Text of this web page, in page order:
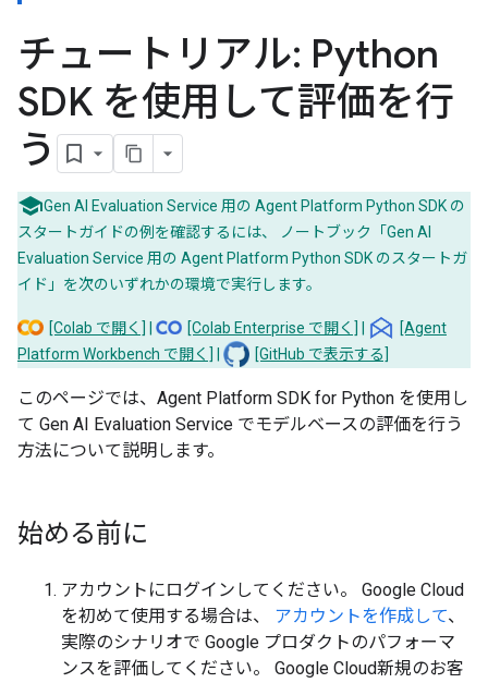
チュートリアル: Python
SDK を使用して評価を行
う
Gen AI Evaluation Service 用の Agent Platform Python SDK の
スタートガイドの例を確認するには、 ノートブック「Gen AI
Evaluation Service 用の Agent Platform Python SDK のスタートガ
イド」を次のいずれかの環境で実行します。
[Colab で開く] [Colab Enterprise で開く]
[Agent
Platform Workbench で開く]
[GitHub で表示する]
このページでは、Agent Platform SDK for Python を使用し
て Gen AI Evaluation Service でモデルベースの評価を行う
方法について説明します。
始める前に
アカウントにログインしてください。 Google Cloud
を初めて使用する場合は、
アカウントを作成して、
実際のシナリオで Google プロダクトのパフォーマ
ンスを評価してください。 Google Cloud新規のお客